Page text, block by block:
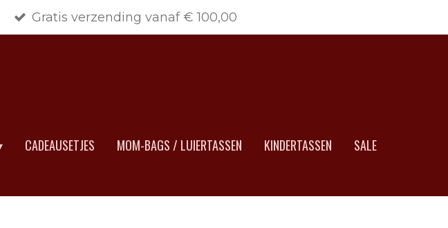
Gratis verzending vanaf € 100,00
CADEAUSETJES MOM-BAGS / LUIERTASSEN KINDERTASSEN
SALE